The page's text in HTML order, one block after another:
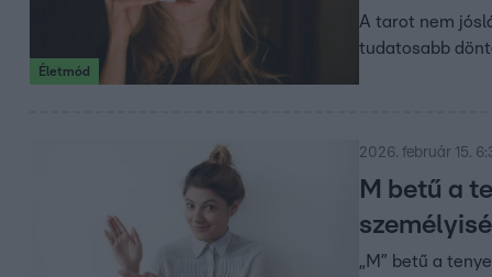
Életmód
A tarot nem
tudatosabb
2026. február 15.
M betű a
„M” betű a